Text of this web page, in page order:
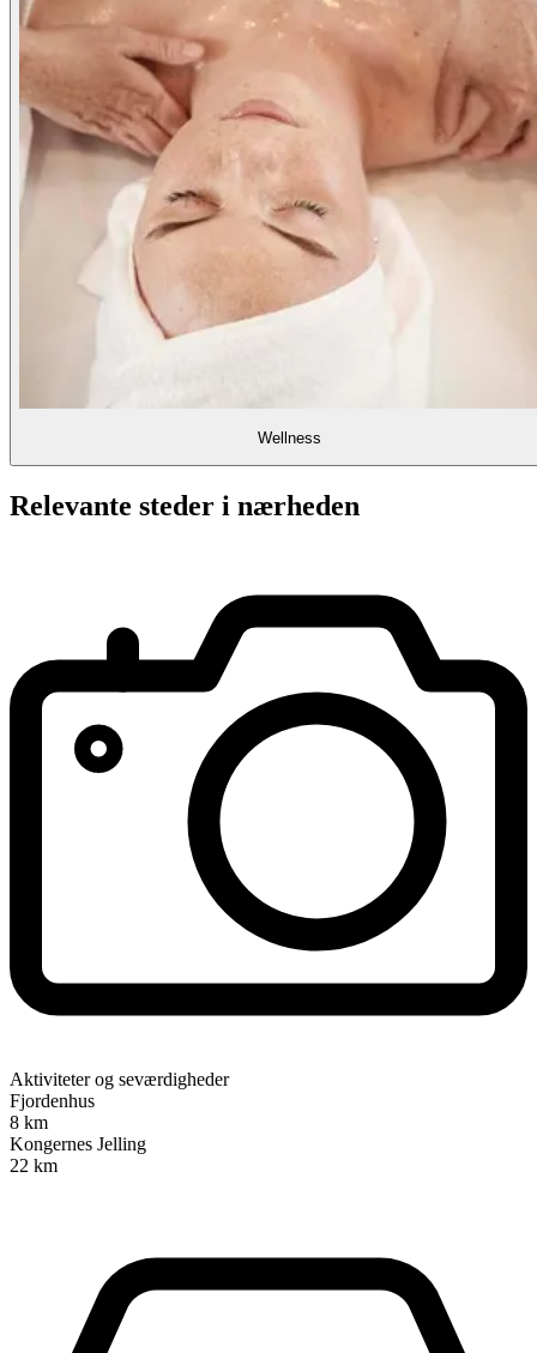
Wellness
Relevante steder i nærheden
Aktiviteter og seværdigheder
Fjordenhus
8 km
Kongernes Jelling
22 km